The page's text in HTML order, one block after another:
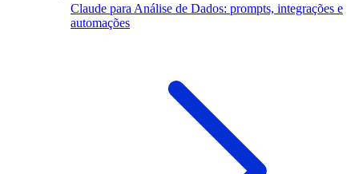
Claude para Análise de Dados: prompts, integrações e
automações